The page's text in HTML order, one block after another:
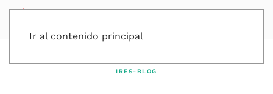
Ir al contenido principal
IRES-BLOG